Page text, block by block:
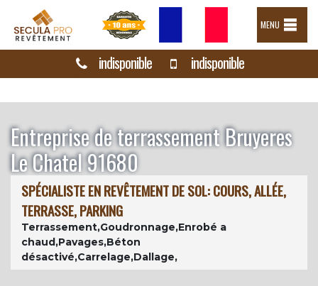
MENU
indisponible indisponible
Entreprise de terrassement Bruyeres
Le Chatel 91680
SPÉCIALISTE EN REVÊTEMENT DE SOL: COURS, ALLÉE,
TERRASSE, PARKING
Terrassement,Goudronnage,Enrobé a
chaud,Pavages,Béton
désactivé,Carrelage,Dallage,